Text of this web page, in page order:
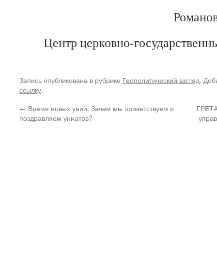
Центр церковно-
Запись опубликована в рубрике Геополитический взгляд.
ссылку.
← Время новых уний. Зачем мы приветствуем и
поздравляем униатов?